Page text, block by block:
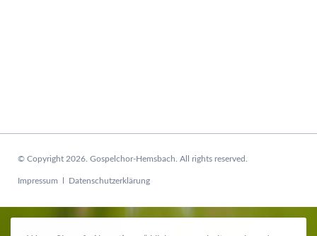
© Copyright 2026. Gospelchor-Hemsbach. All rights reserved.
Navigation
Impressum Datenschutzerklärung